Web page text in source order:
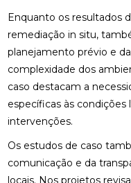
Enquanto os resultados
remediação in situ,
planejamento prévio e
complexidade dos
caso destacam a
específicas às condições
intervenções.
Os estudos de caso
comunicação e da
locais. Nos projetos